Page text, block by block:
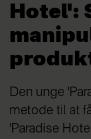
Hotel':
Den unge
metode til at
'Paradise